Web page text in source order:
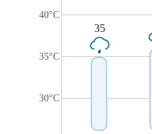
40°C
35°C
30°C
35